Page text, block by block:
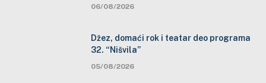
06/08/2026
Džez, domaći rok i teatar deo programa
32. “Nišvila”
05/08/2026